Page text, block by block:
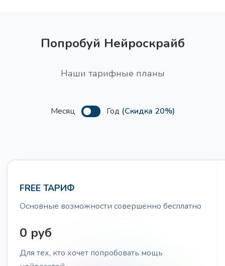
15 тем для вашей ЦА
Про
Получите темы для целевой аудитории, чтобы
удерживать их внимание
Трансформация, Призыв к действию)
Попробуй Нейроскрайб
Наши тарифные планы
Месяц Год (Скидка 20%)
FREE ТАРИФ
Основные возможности совершенно бесплатно
0 руб
Для тех, кто хочет попробовать мощь